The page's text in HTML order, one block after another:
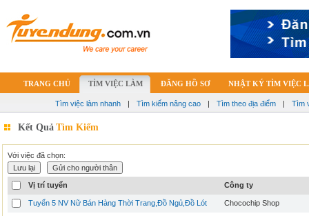
TRANG CHỦ TÌM VIỆC LÀM ĐĂNG HỒ SƠ NHẬT KÝ TÌM VIỆC
Tìm việc làm nhanh | Tìm kiếm nâng cao | Tìm theo địa điểm | Tìm
Kết Quả Tìm Kiếm
Với việc đã chọn:
Vị trí tuyển Công ty
Tuyển 5 NV Nữ Bán Hàng Thời Trang,Đồ Ngủ,Đồ Lót Chocochip Shop